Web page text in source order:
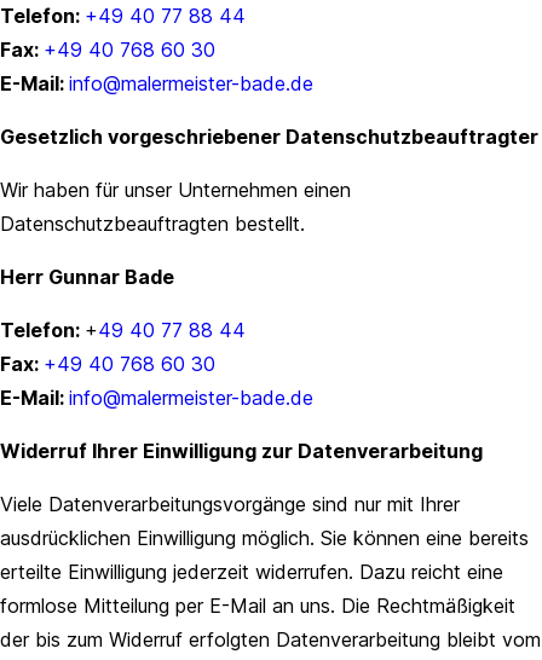
Telefon: +49 40 77 88 44
Fax: +49 40 768 60 30
E-Mail: info@malermeister-bade.de
Gesetzlich vorgeschriebener Datenschutzbeauftragter
Wir haben für unser Unternehmen einen
Datenschutzbeauftragten bestellt.
Herr Gunnar Bade
Telefon: +49 40 77 88 44
Fax: +49 40 768 60 30
E-Mail: info@malermeister-bade.de
Widerruf Ihrer Einwilligung zur Datenverarbeitung
Viele Datenverarbeitungsvorgänge sind nur mit Ihrer
ausdrücklichen Einwilligung möglich. Sie können eine bereits
erteilte Einwilligung jederzeit widerrufen. Dazu reicht eine
formlose Mitteilung per E-Mail an uns. Die Rechtmäßigkeit
der bis zum Widerruf erfolgten Datenverarbeitung bleibt vom